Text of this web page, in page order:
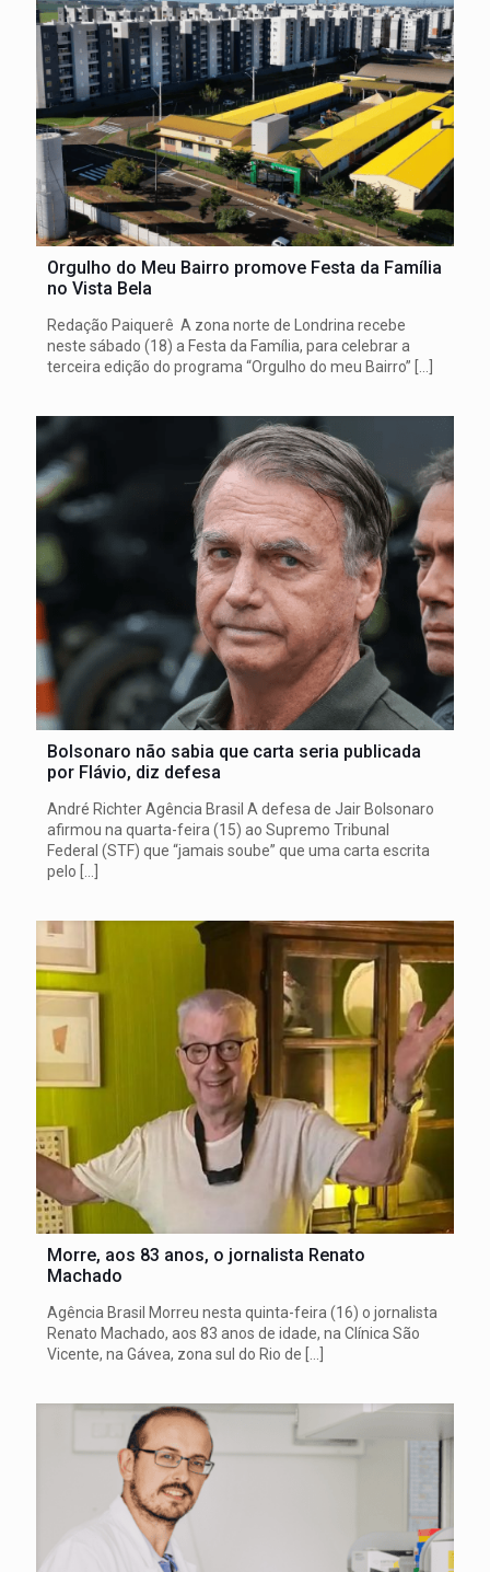
Orgulho do Meu Bairro promove Festa da Família
no Vista Bela
Redação Paiquerê A zona norte de Londrina recebe
neste sábado (18) a Festa da Família, para celebrar a
terceira edição do programa “Orgulho do meu Bairro”
Bolsonaro não sabia que carta seria publicada
por Flávio, diz defesa
André Richter Agência Brasil A defesa de Jair Bolsonaro
afirmou na quarta-feira (15) ao Supremo Tribunal
Federal (STF) que “jamais soube” que uma carta escrita
pelo […]
Morre, aos 83 anos, o jornalista Renato
Machado
Agência Brasil Morreu nesta quinta-feira (16) o jornalista
Renato Machado, aos 83 anos de idade, na Clínica São
Vicente, na Gávea, zona sul do Rio de